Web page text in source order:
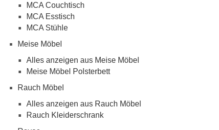
MCA Couchtisch
MCA Esstisch
MCA Stühle
Meise Möbel
Alles anzeigen aus Meise Möbel
Meise Möbel Polsterbett
Rauch Möbel
Alles anzeigen aus Rauch Möbel
Rauch Kleiderschrank